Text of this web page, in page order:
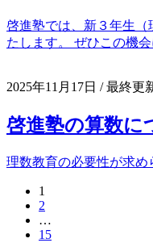
啓進塾では、新３年生
たします。 ぜひこの機
2025年11月17日 / 最終更
啓進塾の算数に
理数教育の必要性が求め
ペ
ー
ジ
1
ペ
ー
ジ
2
…
ペ
15